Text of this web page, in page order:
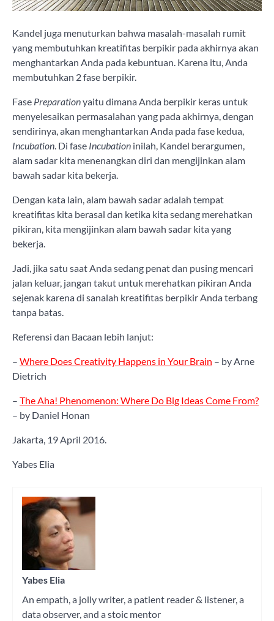
Kandel juga menuturkan bahwa masalah-masalah rumit
yang membutuhkan kreatifitas berpikir pada akhirnya akan
menghantarkan Anda pada kebuntuan. Karena itu, Anda
membutuhkan 2 fase berpikir.
Fase Preparationyaitu dimana Anda berpikir keras untuk
menyelesaikan permasalahan yang pada akhirnya, dengan
sendirinya, akan menghantarkan Anda pada fase kedua,
Incubation. Di fase Incubation inilah, Kandel berargumen,
alam sadar kita menenangkan diri dan mengijinkan alam
bawah sadar kita bekerja.
Dengan kata lain, alam bawah sadar adalah tempat
kreatifitas kita berasal dan ketika kita sedang merehatkan
pikiran, kita mengijinkan alam bawah sadar kita yang
bekerja.
Jadi, jika satu saat Anda sedang penat dan pusing mencari
jalan keluar, jangan takut untuk merehatkan pikiran Anda
sejenak karena di sanalah kreatifitas berpikir Anda terbang
tanpa batas.
Referensi dan Bacaan lebih lanjut:
– Where Does Creativity Happens in Your Brain – by Arne
Dietrich
– The Aha! Phenomenon: Where Do Big Ideas Come From?
– by Daniel Honan
Jakarta, 19 April 2016.
Yabes Elia
Yabes Elia
An empath, a jolly writer, a patient reader & listener, a
data observer, and a stoic mentor